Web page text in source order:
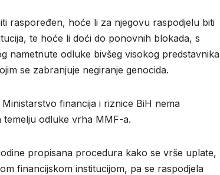
raspoređen, hoće li za njegovu raspodjelu biti
te hoće li doći do ponovnih blokada, s
nametnute odluke bivšeg visokog predstavnika
se zabranjuje negiranje genocida.
financija i riznice BiH nema
odluke vrha MMF-a.
propisana procedura kako se vrše uplate,
financijskom institucijom, pa se raspodjela